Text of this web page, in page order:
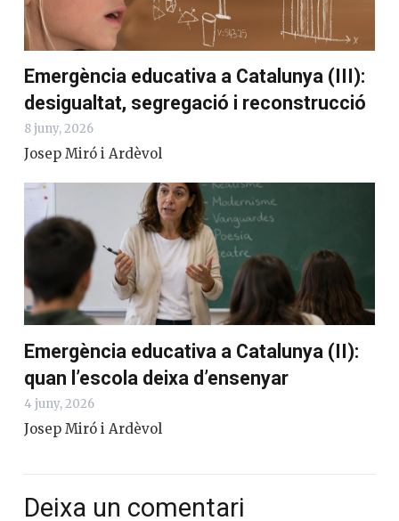
Emergència educativa a Catalunya
(III): desigualtat, segregació i
reconstrucció
8 juny, 2026
Josep Miró i Ardèvol
4 juny, 2026